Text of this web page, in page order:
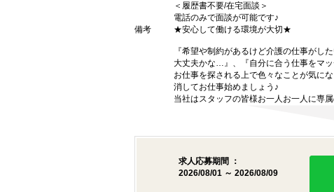
＜履歴書不要/在宅面談＞
電話のみで面談が可能です♪
備考
★安心して働ける環境が大切★
『希望や制約があるけど介護の仕事が
大丈夫かな…』、『自分に合う仕事をマ
お仕事を探される上で色々なことが気に
消してお仕事始めましょう♪
当社はスタッフの皆様お一人お一人に専
求人応募期間 ：
2026/08/01 ～ 2026/08/09